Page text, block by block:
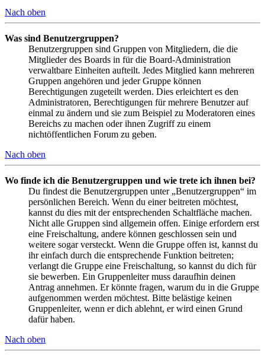
Nach oben
Was sind Benutzergruppen?
Benutzergruppen sind Gruppen von Mitgliedern, die die
Mitglieder des Boards in für die Board-Administration
verwaltbare Einheiten aufteilt. Jedes Mitglied kann mehreren
Gruppen angehören und jeder Gruppe können
Berechtigungen zugeteilt werden. Dies erleichtert es den
Administratoren, Berechtigungen für mehrere Benutzer auf
einmal zu ändern und sie zum Beispiel zu Moderatoren eines
Bereichs zu machen oder ihnen Zugriff zu einem
nichtöffentlichen Forum zu geben.
Nach oben
Wo finde ich die Benutzergruppen und wie trete ich ihnen bei?
Du findest die Benutzergruppen unter „Benutzergruppen“ im
persönlichen Bereich. Wenn du einer beitreten möchtest,
kannst du dies mit der entsprechenden Schaltfläche machen.
Nicht alle Gruppen sind allgemein offen. Einige erfordern erst
eine Freischaltung, andere können geschlossen sein und
weitere sogar versteckt. Wenn die Gruppe offen ist, kannst du
ihr einfach durch die entsprechende Funktion beitreten;
verlangt die Gruppe eine Freischaltung, so kannst du dich für
sie bewerben. Ein Gruppenleiter muss daraufhin deinen
Antrag annehmen. Er könnte fragen, warum du in die Gruppe
aufgenommen werden möchtest. Bitte belästige keinen
Gruppenleiter, wenn er dich ablehnt, er wird einen Grund
dafür haben.
Nach oben